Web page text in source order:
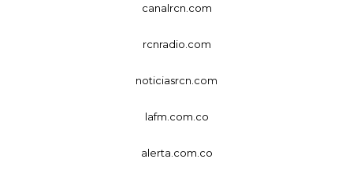
canalrcn.com
rcnradio.com
noticiasrcn.com
lafm.com.co
alerta.com.co